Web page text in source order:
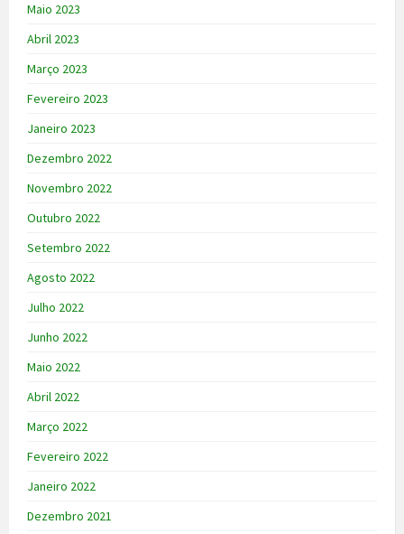
Maio 2023
Abril 2023
Março 2023
Fevereiro 2023
Janeiro 2023
Dezembro 2022
Novembro 2022
Outubro 2022
Setembro 2022
Agosto 2022
Julho 2022
Junho 2022
Maio 2022
Abril 2022
Março 2022
Fevereiro 2022
Janeiro 2022
Dezembro 2021